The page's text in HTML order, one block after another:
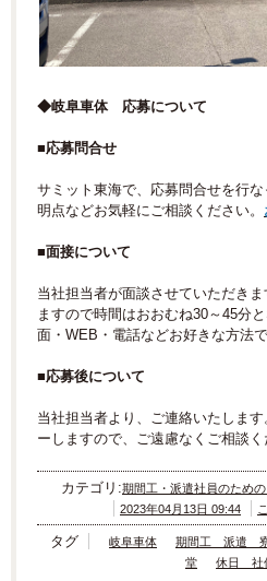
◆岐阜車体 応募について
■応募問合せ
サミット東海で、応募問合せを行
明点などお気軽にご相談ください。
■面接について
当社担当者が面談させていただき
ますので時間はおおむね30～45分
面・WEB・電話などお好きな方法
■応募後について
当社担当者より、ご連絡いたしま
ーしますので、ご遠慮なくご相談く
カテゴリ:期間工・派遣社員のため
2023年04月13日 09:44
タグ 岐阜車体 期間工 派遣
堂
休日 社